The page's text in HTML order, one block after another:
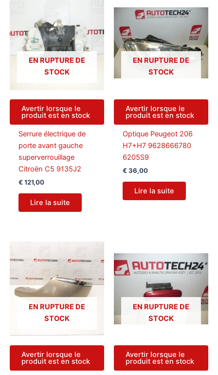
EN RUPTURE DE
STOCK
Avertir lorsque le
produit est en stock
Serrure électrique de
porte avant gauche
superverrouillage
Citroën C5 9135J2
€ 121,00
Lire la suite
EN RUPTURE DE
STOCK
Avertir lorsque le
produit est en stock
Optique Peugeot 206
H7+H7 9628666780
6205S9
€ 36,00
Lire la suite
EN RUPTURE DE
STOCK
Avertir lorsque le
produit est en stock
EN RUPTURE DE
STOCK
Avertir lorsque le
produit est en stock